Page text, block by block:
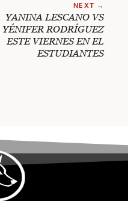
NEXT →
YANINA LESCANO VS
YÉNIFER RODRÍGUEZ
ESTE VIERNES EN EL
ESTUDIANTES